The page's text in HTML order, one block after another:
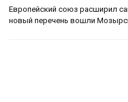
Европейский союз расширил
новый перечень вошли